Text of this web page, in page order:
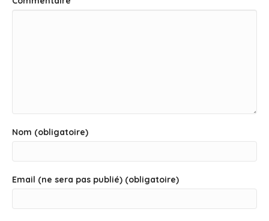
Nom (obligatoire)
Email (ne sera pas publié) (obligatoire)